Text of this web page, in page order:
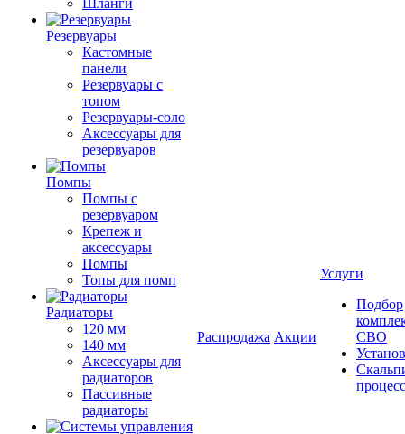
Шланги
Резервуары
Кастомные
панели
Резервуары с
топом
Резервуары-соло
Аксессуары для
резервуаров
Помпы
Помпы с
резервуаром
Крепеж и
аксессуары
Помпы
Топы для помп
Радиаторы
120 мм
140 мм
Аксессуары для
радиаторов
Пассивные
радиаторы
Распродажа Акции
Услуги
Подбор
СВО